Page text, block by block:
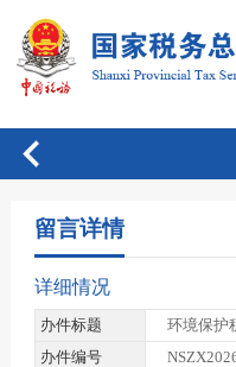
留言详情
详细情况
办件标题
环境保护
办件编号